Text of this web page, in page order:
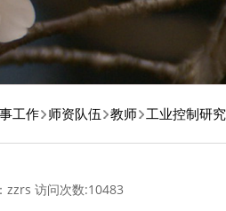
工作 师资队伍 教师 工业控制研
zzrs 访问次数:10483